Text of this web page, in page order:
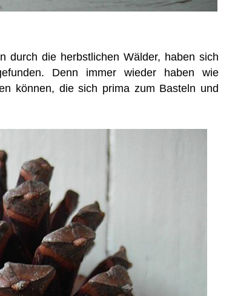
durch die herbstlichen Wälder, haben sich
Denn immer wieder haben wie
können, die sich prima zum Basteln und